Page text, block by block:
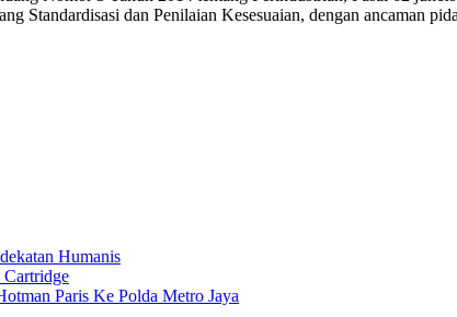
Standardisasi dan Penilaian Kesesuaian, dengan ancaman
Humanis
Cartridge
Paris Ke Polda Metro Jaya